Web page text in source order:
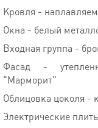
Кровля -
Окна - белый
Входная группа -
Фасад -
"Марморит"
Облицовка цоколя -
Электрические